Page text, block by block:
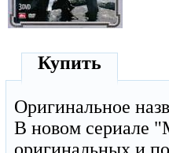
Купить
Оригинальное
В новом сериале